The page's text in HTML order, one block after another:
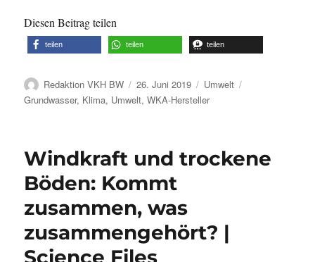
Diesen Beitrag teilen
teilen teilen teilen
Autor
Redaktion VKH BW
Veröffentlicht
am
26. Juni 2019 Kategorien
Umwelt
Grundwasser, Klima, Umwelt,WKA-Hersteller
Windkraft und trockene
Böden: Kommt
zusammen, was
zusammengehört? |
Science Files